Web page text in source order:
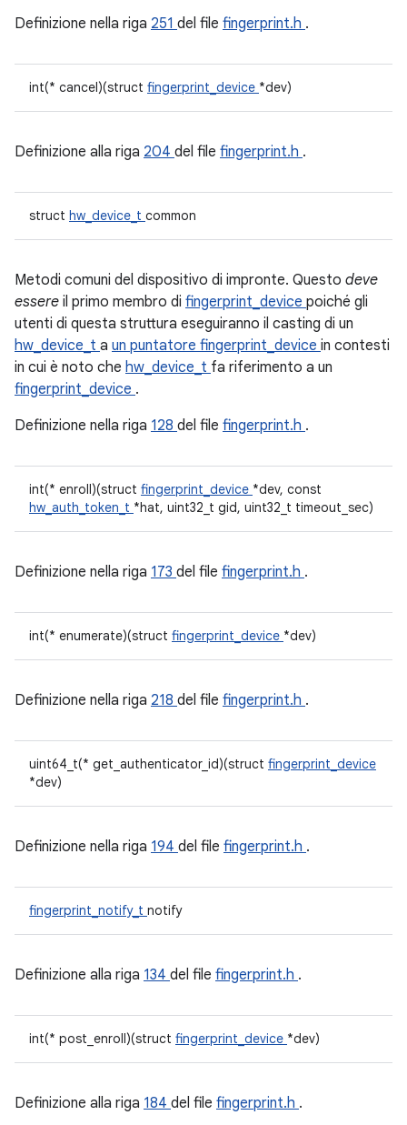
Definizione nella riga 251 del file fingerprint.h .
int(* cancel)(struct fingerprint_device *dev)
Definizione alla riga 204 del file fingerprint.h .
struct hw_device_t common
Metodi comuni del dispositivo di impronte. Questo deve
essere il primo membro di fingerprint_device poiché gli
utenti di questa struttura eseguiranno il casting di un
hw_device_t a un puntatore fingerprint_device in contesti
in cui è noto che hw_device_t fa riferimento a un
fingerprint_device .
Definizione nella riga 128 del file fingerprint.h .
int(* enroll)(struct fingerprint_device *dev, const
hw_auth_token_t *hat, uint32_t gid, uint32_t timeout_sec)
Definizione nella riga 173 del file fingerprint.h .
int(* enumerate)(struct fingerprint_device *dev)
Definizione nella riga 218 del file fingerprint.h .
uint64_t(* get_authenticator_id)(struct fingerprint_device
*dev)
Definizione nella riga 194 del file fingerprint.h .
fingerprint_notify_t notify
Definizione alla riga 134 del file fingerprint.h .
int(* post_enroll)(struct fingerprint_device *dev)
Definizione alla riga 184 del file fingerprint.h .